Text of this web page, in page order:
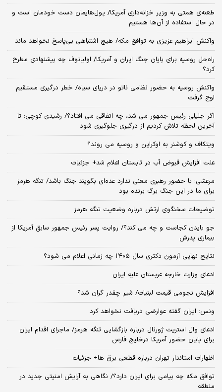
طعنه‌ی‌ همتی به وزیر خزانه‌داری آمریکا/ پول‌هایمان دست خودمان است و
در حال استفاده از آن‌ها هستیم
واکنش ابراهیم عزیزی به توافق مکه/ هیچ اشتباهی بی‌پاسخ نخواهد ماند
راه‌حل روسیه برای پایان جنگ ایران و آمریکا/ اولیانوف چه پیشنهادی مطرح
کرد؟
واکنش روسیه به حضور نظامی ناتو در دریای سیاه/ خطر درگیری مستقیم
اوج گرفت
اگر جلیلی رئیس جمهور می شد، چه اتفاقی می افتاد؟/ رشیدی کوچی: تا
آخرین لحظه تلاش کردیم از درگیری جلوگیری شود
ویتکاف و کوشنر به اوکراین و روسیه می روند؟
علت افزایش قبوض آب در تابستان اعلام شد+ جزئیات
مرعشی: با حضور رهبری معنی ندارد عده‌ای بگویند جنگ باشد/ تنگه هرمز
برای ما در این جنگ برگ برنده بود
توضیحات سخنگوی ارتش درباره وضعیت تنگه هرمز
جو بایدن کجاست و چه می کند؟/ روایت پسر رئیس جمهور سابق آمریکا از
بیماری پدرش
نتایج نهایی آزمون دکتری سال ۱۴۰۵ چه زمانی اعلام می شود؟
ادعای وزارت خارجه عربستان علیه ایران
افزایش نجومی قیمت لبنیات/ شیر چقدر گران شد؟
ونس: ایران گفته عوارضی دریافت نخواهد کرد
ادعای وال استریت ژورنال درباره بازگشایی تنگه هرمز/ ماجرای اقدام ایران
برای پایان حضور آمریکا درخلیج فارس
اظهارات استاندار تهران درباره قطعی برق ها+ جزئیات
توافق مکه چه پیامی برای ایران دارد؟/ نگاهی به آرایش امنیتی جدید در
منطقه